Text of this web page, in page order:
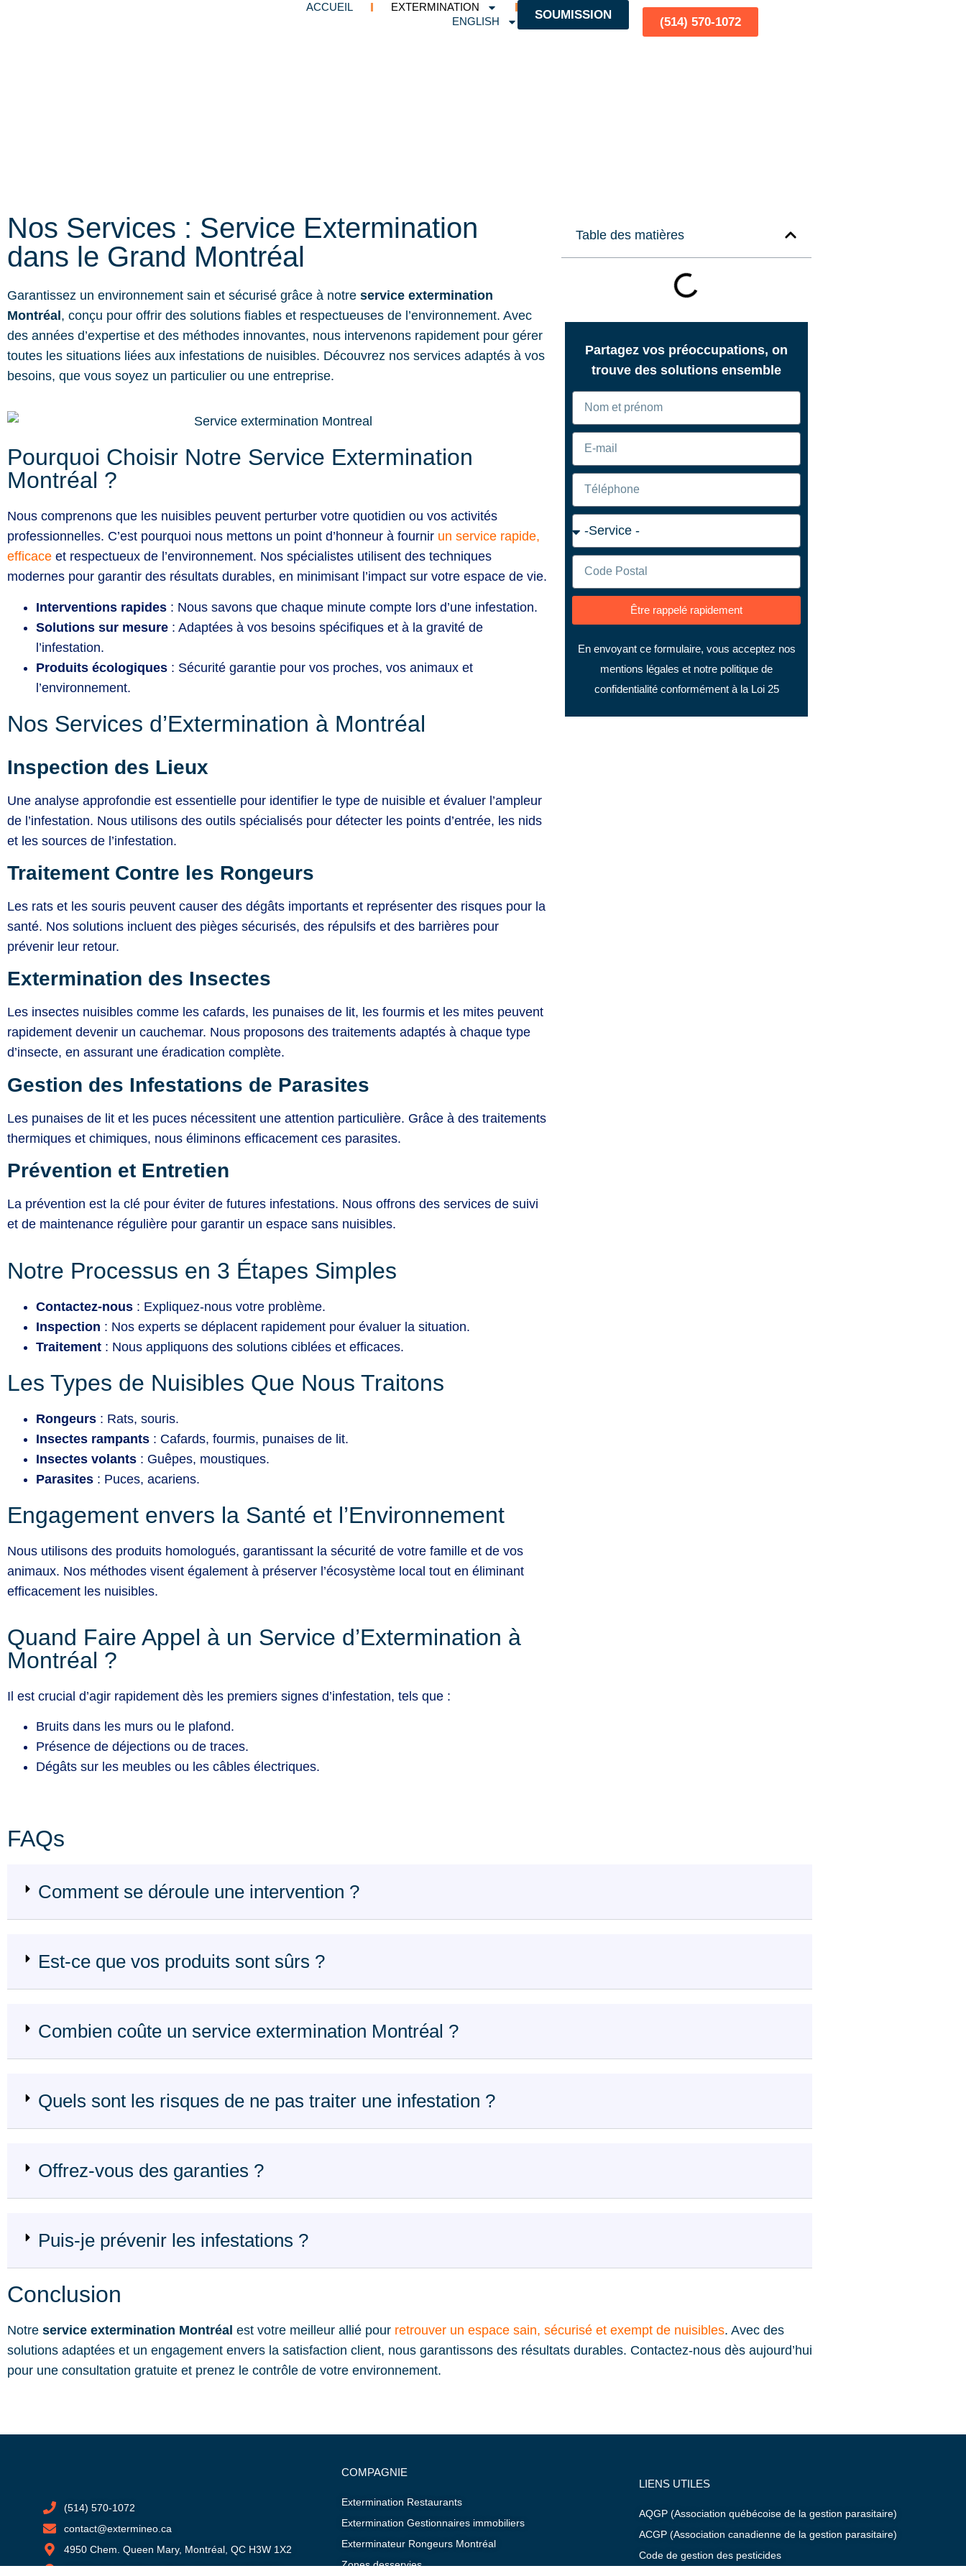
ACCUEIL
EXTERMINATION
ENGLISH
SOUMISSION
(514) 570-1072
Nos Services : Service Extermination
dans le Grand Montréal
Garantissez un environnement sain et sécurisé grâce à notre service extermination
Montréal, conçu pour offrir des solutions fiables et respectueuses de l’environnement. Avec
des années d’expertise et des méthodes innovantes, nous intervenons rapidement pour gérer
toutes les situations liées aux infestations de nuisibles. Découvrez nos services adaptés à vos
besoins, que vous soyez un particulier ou une entreprise.
Pourquoi Choisir Notre Service Extermination
Montréal ?
Nous comprenons que les nuisibles peuvent perturber votre quotidien ou vos activités
professionnelles. C’est pourquoi nous mettons un point d’honneur à fournir un service rapide,
efficace et respectueux de l’environnement. Nos spécialistes utilisent des techniques
modernes pour garantir des résultats durables, en minimisant l’impact sur votre espace de vie.
Interventions rapides : Nous savons que chaque minute compte lors d’une infestation.
Solutions sur mesure : Adaptées à vos besoins spécifiques et à la gravité de
l’infestation.
Produits écologiques : Sécurité garantie pour vos proches, vos animaux et
l’environnement.
Nos Services d’Extermination à Montréal
Inspection des Lieux
Une analyse approfondie est essentielle pour identifier le type de nuisible et évaluer l’ampleur
de l’infestation. Nous utilisons des outils spécialisés pour détecter les points d’entrée, les nids
et les sources de l’infestation.
Traitement Contre les Rongeurs
Les rats et les souris peuvent causer des dégâts importants et représenter des risques pour la
santé. Nos solutions incluent des pièges sécurisés, des répulsifs et des barrières pour
prévenir leur retour.
Extermination des Insectes
Les insectes nuisibles comme les cafards, les punaises de lit, les fourmis et les mites peuvent
rapidement devenir un cauchemar. Nous proposons des traitements adaptés à chaque type
d’insecte, en assurant une éradication complète.
Gestion des Infestations de Parasites
Les punaises de lit et les puces nécessitent une attention particulière. Grâce à des traitements
thermiques et chimiques, nous éliminons efficacement ces parasites.
Prévention et Entretien
La prévention est la clé pour éviter de futures infestations. Nous offrons des services de suivi
et de maintenance régulière pour garantir un espace sans nuisibles.
Notre Processus en 3 Étapes Simples
Contactez-nous : Expliquez-nous votre problème.
Inspection : Nos experts se déplacent rapidement pour évaluer la situation.
Traitement : Nous appliquons des solutions ciblées et efficaces.
Les Types de Nuisibles Que Nous Traitons
Rongeurs : Rats, souris.
Insectes rampants : Cafards, fourmis, punaises de lit.
Insectes volants : Guêpes, moustiques.
Parasites : Puces, acariens.
Engagement envers la Santé et l’Environnement
Nous utilisons des produits homologués, garantissant la sécurité de votre famille et de vos
animaux. Nos méthodes visent également à préserver l’écosystème local tout en éliminant
efficacement les nuisibles.
Quand Faire Appel à un Service d’Extermination à
Montréal ?
Il est crucial d’agir rapidement dès les premiers signes d’infestation, tels que :
Bruits dans les murs ou le plafond.
Présence de déjections ou de traces.
Dégâts sur les meubles ou les câbles électriques.
Table des matières
Partagez vos préoccupations, on
trouve des solutions ensemble
Être rappelé rapidement
En envoyant ce formulaire, vous acceptez nos
mentions légales et notre politique de
confidentialité conformément à la Loi 25
FAQs
Comment se déroule une intervention ?
Est-ce que vos produits sont sûrs ?
Combien coûte un service extermination Montréal ?
Quels sont les risques de ne pas traiter une infestation ?
Offrez-vous des garanties ?
Puis-je prévenir les infestations ?
Conclusion
Notre service extermination Montréal est votre meilleur allié pour retrouver un espace sain, sécurisé et exempt de nuisibles. Avec des
solutions adaptées et un engagement envers la satisfaction client, nous garantissons des résultats durables. Contactez-nous dès aujourd’hui
pour une consultation gratuite et prenez le contrôle de votre environnement.
(514) 570-1072
contact@extermineo.ca
4950 Chem. Queen Mary, Montréal, QC H3W 1X2
COMPAGNIE
Extermination Restaurants
Extermination Gestionnaires immobiliers
Exterminateur Rongeurs Montréal
Zones desservies
LIENS UTILES
AQGP (Association québécoise de la gestion parasitaire)
ACGP (Association canadienne de la gestion parasitaire)
Code de gestion des pesticides